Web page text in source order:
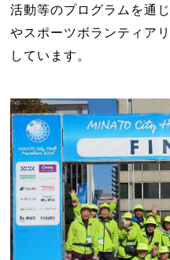
活動等のプログラムを通
やスポーツボランティア
しています。